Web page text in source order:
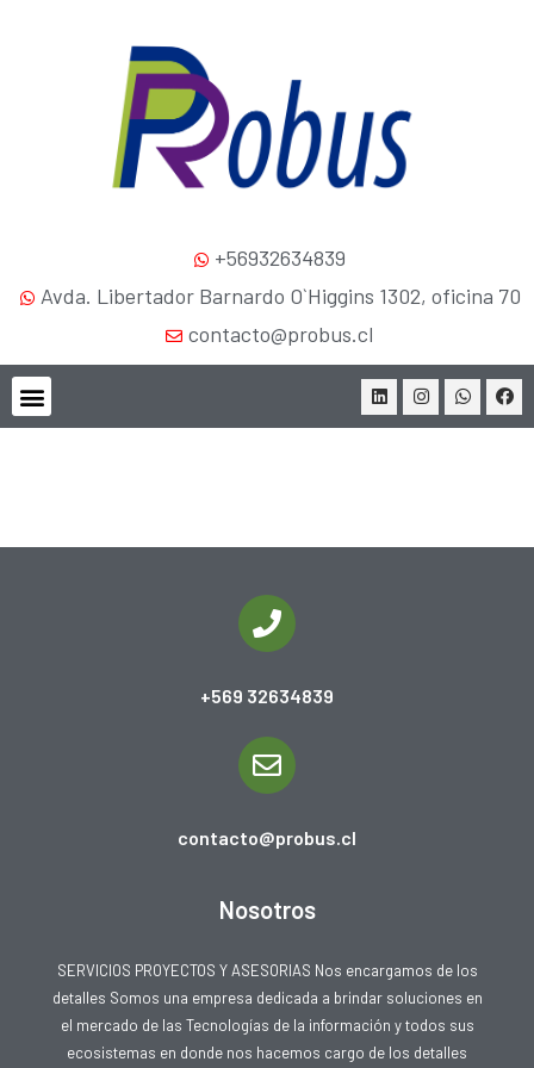
+56932634839
Avda. Libertador Barnardo O`Higgins 1302, oficina 70
contacto@probus.cl
+569 32634839
contacto@probus.cl
Nosotros
SERVICIOS PROYECTOS Y ASESORIAS Nos encargamos de los
detalles Somos una empresa dedicada a brindar soluciones en
el mercado de las Tecnologías de la información y todos sus
ecosistemas en donde nos hacemos cargo de los detalles